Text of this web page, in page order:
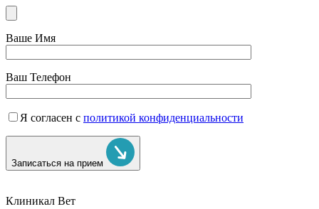
Ваше Имя
Ваш Телефон
Я согласен с политикой конфиденциальности
Записаться на прием
Клиникал Вет